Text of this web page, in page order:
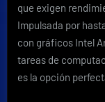
que exigen
Impulsada por
con gráficos Intel
tareas de
es la opción